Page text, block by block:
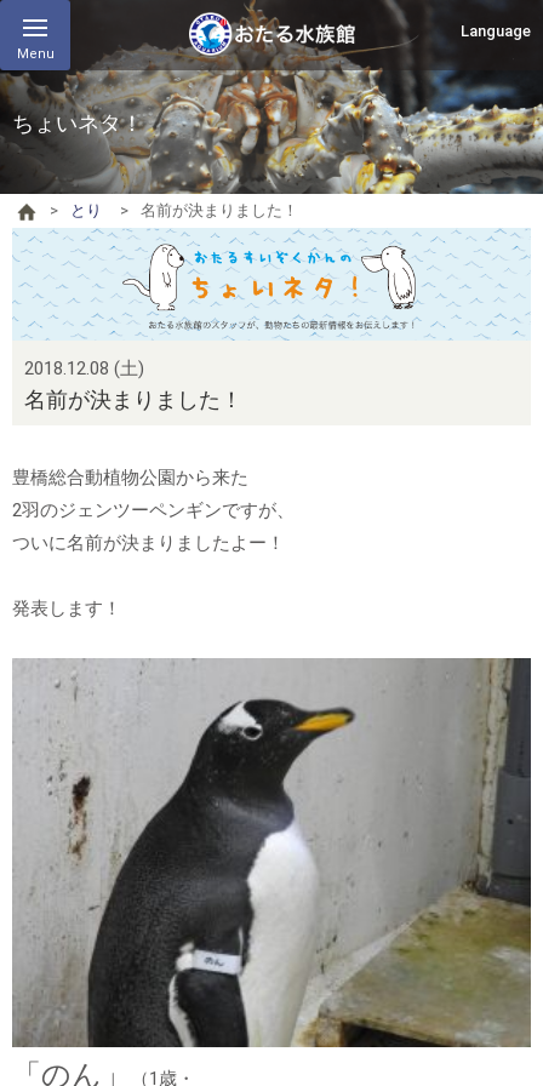
Menu
Language
ちょいネタ！
とり 名前が決まりました！
2018.12.08 (土)
名前が決まりました！
豊橋総合動植物公園から来た
2羽のジェンツーペンギンですが、
ついに名前が決まりましたよー！
発表します！
「のん」 （1歳・